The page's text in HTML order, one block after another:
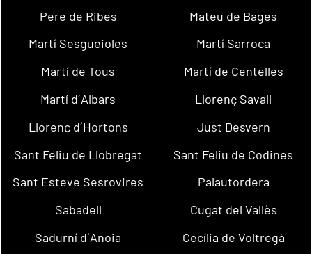
Pere de Ribes
Mateu de Bages
Martí Sesgueioles
Martí Sarroca
Martí de Tous
Martí de Centelles
Martí d´Albars
Llorenç Savall
Llorenç d´Hortons
Just Desvern
Sant Feliu de Llobregat
Sant Feliu de Codines
Sant Esteve Sesrovires
Palautordera
Sabadell
Cugat del Vallès
Sadurní d´Anoia
Cecília de Voltregà